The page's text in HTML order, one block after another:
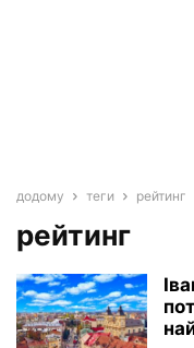
додому теги рейтинг
рейтинг